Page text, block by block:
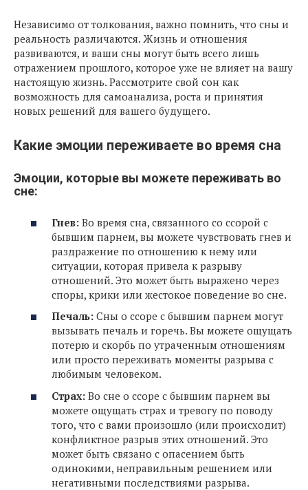
Независимо от толкования, важно помнить, что сны и
реальность различаются. Жизнь и отношения
развиваются, и ваши сны могут быть всего лишь
отражением прошлого, которое уже не влияет на вашу
настоящую жизнь. Рассмотрите свой сон как
возможность для самоанализа, роста и принятия
новых решений для вашего будущего.
Какие эмоции переживаете во время сна
Эмоции, которые вы можете переживать во
сне:
Гнев: Во время сна, связанного со ссорой с
бывшим парнем, вы можете чувствовать гнев и
раздражение по отношению к нему или
ситуации, которая привела к разрыву
отношений. Это может быть выражено через
споры, крики или жестокое поведение во сне.
Печаль: Сны о ссоре с бывшим парнем могут
вызывать печаль и горечь. Вы можете ощущать
потерю и скорбь по утраченным отношениям
или просто переживать моменты разрыва с
любимым человеком.
Страх: Во сне о ссоре с бывшим парнем вы
можете ощущать страх и тревогу по поводу
того, что с вами произошло (или происходит)
конфликтное разрыв этих отношений. Это
может быть связано с опасением быть
одинокими, неправильным решением или
негативными последствиями разрыва.